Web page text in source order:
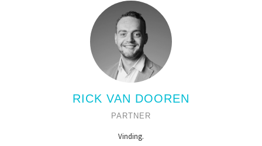
RICK VAN DOOREN
PARTNER
Vinding.